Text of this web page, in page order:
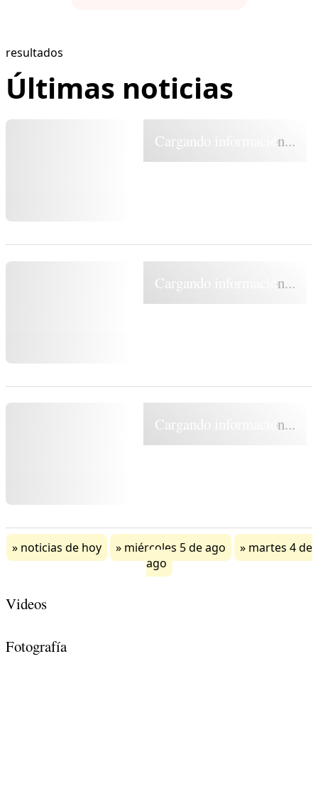
resultados
Últimas noticias
Cargando información...
Cargando información...
Cargando información...
noticias de hoy miércoles 5 de ago
martes 4 de
ago
Videos
Fotografía